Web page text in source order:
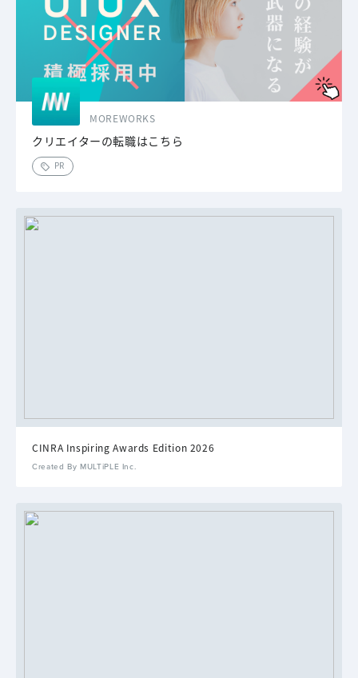
MOREWORKS
クリエイターの転職はこちら
PR
CINRA Inspiring Awards Edition 2026
Created By MULTiPLE Inc.